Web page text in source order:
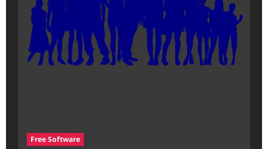
Free Software